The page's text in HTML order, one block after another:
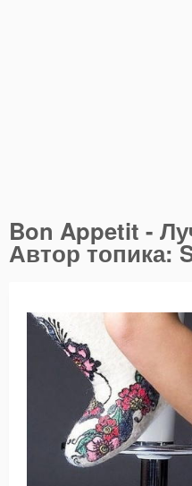
Bon Appetit -
Автор топика: